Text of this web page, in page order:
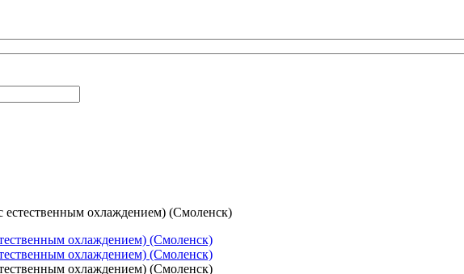
охлаждением) (Смоленск)